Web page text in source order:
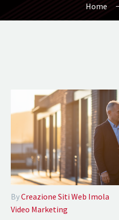
Home
ByCreazione Siti Web Imola
Video Marketing